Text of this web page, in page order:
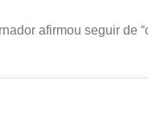
afirmou seguir de